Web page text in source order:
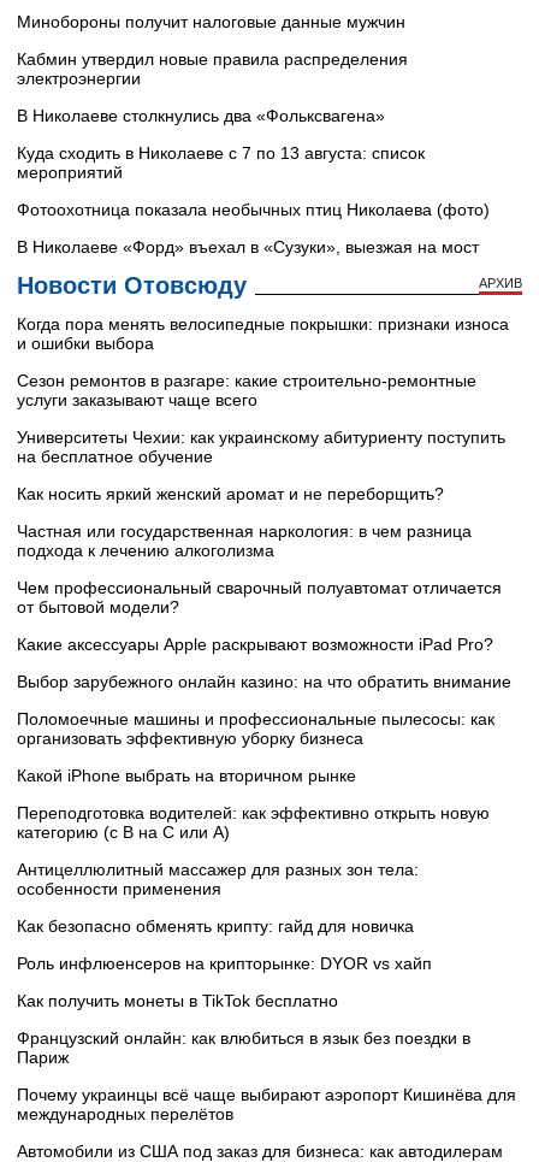
Минобороны получит налоговые данные мужчин
Кабмин утвердил новые правила распределения
электроэнергии
В Николаеве столкнулись два «Фольксвагена»
Куда сходить в Николаеве с 7 по 13 августа: список
мероприятий
Фотоохотница показала необычных птиц Николаева (фото)
В Николаеве «Форд» въехал в «Сузуки», выезжая на мост
Новости Отовсюду АРХИВ
Когда пора менять велосипедные покрышки: признаки износа
и ошибки выбора
Сезон ремонтов в разгаре: какие строительно-ремонтные
услуги заказывают чаще всего
Университеты Чехии: как украинскому абитуриенту поступить
на бесплатное обучение
Как носить яркий женский аромат и не переборщить?
Частная или государственная наркология: в чем разница
подхода к лечению алкоголизма
Чем профессиональный сварочный полуавтомат отличается
от бытовой модели?
Какие аксессуары Apple раскрывают возможности iPad Pro?
Выбор зарубежного онлайн казино: на что обратить внимание
Поломоечные машины и профессиональные пылесосы: как
организовать эффективную уборку бизнеса
Какой iPhone выбрать на вторичном рынке
Переподготовка водителей: как эффективно открыть новую
категорию (с B на C или А)
Антицеллюлитный массажер для разных зон тела:
особенности применения
Как безопасно обменять крипту: гайд для новичка
Роль инфлюенсеров на крипторынке: DYOR vs хайп
Как получить монеты в TikTok бесплатно
Французский онлайн: как влюбиться в язык без поездки в
Париж
Почему украинцы всё чаще выбирают аэропорт Кишинёва для
международных перелётов
Автомобили из США под заказ для бизнеса: как автодилерам